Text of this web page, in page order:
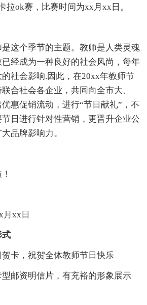
拉ok赛，比赛时间为xx月xx日。
这个季节的主题。教师是人类灵魂
经成为一种良好的社会风尚，每年
社会影响.因此，在20xx年教师节
合社会各企业，共同向全市大、
惠促销流动，进行“节日献礼”，不
日进行针对性营销，更晋升企业公
品牌影响力。
xx日
式
贺卡，祝贺全体教师节日快乐
邮资明信片，有充裕的形象展示